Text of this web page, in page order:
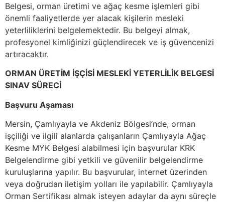
Belgesi, orman üretimi ve ağaç kesme işlemleri gibi
önemli faaliyetlerde yer alacak kişilerin mesleki
yeterliliklerini belgelemektedir. Bu belgeyi almak,
profesyonel kimliğinizi güçlendirecek ve iş güvencenizi
artıracaktır.
ORMAN ÜRETİM İŞÇİSİ MESLEKİ YETERLİLİK BELGESİ
SINAV SÜRECİ
Başvuru Aşaması
Mersin, Çamlıyayla ve Akdeniz Bölgesi’nde, orman
işçiliği ve ilgili alanlarda çalışanların Çamlıyayla Ağaç
Kesme MYK Belgesi alabilmesi için başvurular KRK
Belgelendirme gibi yetkili ve güvenilir belgelendirme
kuruluşlarına yapılır. Bu başvurular, internet üzerinden
veya doğrudan iletişim yolları ile yapılabilir. Çamlıyayla
Orman Sertifikası almak isteyen adaylar da aynı süreçle